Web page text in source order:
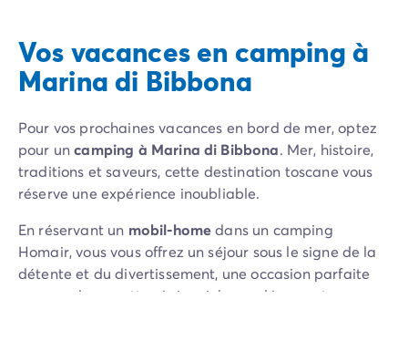
Vos vacances en camping à
Marina di Bibbona
Pour vos prochaines vacances en bord de mer, optez
pour uncamping à Marina di Bibbona. Mer, histoire,
traditions et saveurs, cette destination toscane vous
réserve une expérience inoubliable.
En réservant un mobil-homedans un camping
Homair, vous vous offrez un séjour sous le signe de la
détente et du divertissement, une occasion parfaite
pour explorer cette région riche en découvertes.